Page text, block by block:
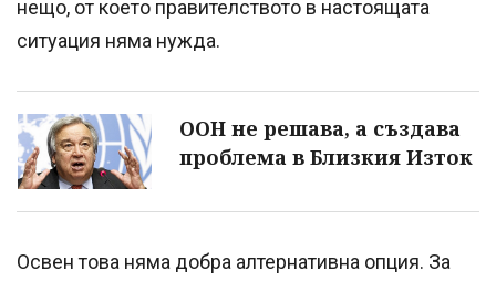
нещо, от което правителството в настоящата
ситуация няма нужда.
ООН не решава, а създава
проблема в Близкия Изток
Освен това няма добра алтернативна опция. За